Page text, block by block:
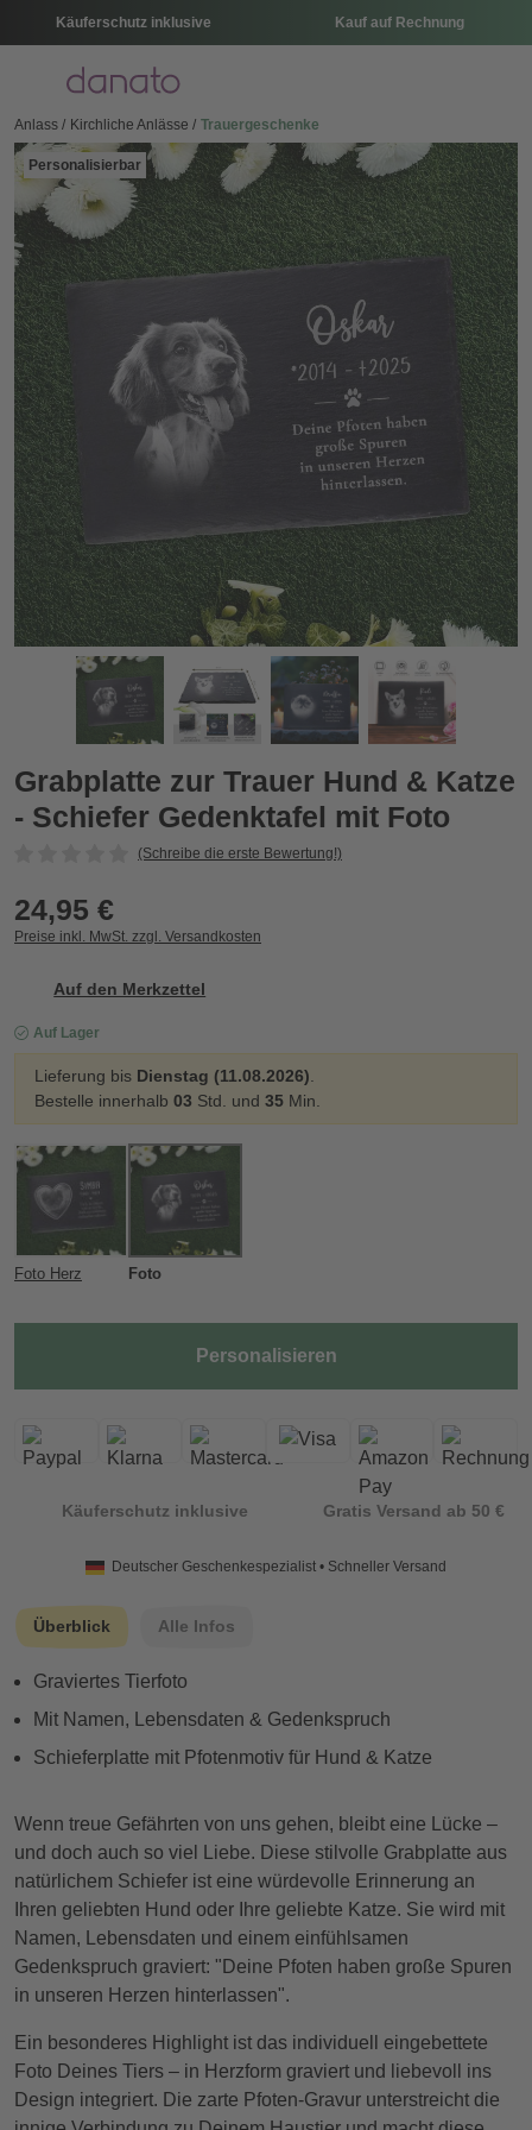
Käuferschutz inklusive Kauf auf Rechnung
Menü
Anlass Kirchliche Anlässe Trauergeschenke
Personalisierbar
Grabplatte zur Trauer Hund & Katze - Schiefer Gedenktafel
Zurück
Grabplatte zur Trauer Hund & Katze
- Schiefer Gedenktafel mit Foto
(Schreibe die erste Bewertung!)
24,95 €
Preise inkl. MwSt. zzgl. Versandkosten
Auf den Merkzettel
Auf Lager
Lieferung bis Dienstag (11.08.2026).
Bestelle innerhalb 03 Std. und 35 Min.
Foto Herz Foto
Personalisieren
Käuferschutz inklusive Gratis Versand ab 50 €
Deutscher Geschenkespezialist • Schneller Versand
Überblick Alle Infos
Graviertes Tierfoto
Mit Namen, Lebensdaten & Gedenkspruch
Schieferplatte mit Pfotenmotiv für Hund & Katze
Wenn treue Gefährten von uns gehen, bleibt eine Lücke –
und doch auch so viel Liebe. Diese stilvolle Grabplatte aus
natürlichem Schiefer ist eine würdevolle Erinnerung an
Ihren geliebten Hund oder Ihre geliebte Katze. Sie wird mit
Namen, Lebensdaten und einem einfühlsamen
Gedenkspruch graviert: "Deine Pfoten haben große Spuren
in unseren Herzen hinterlassen".
Ein besonderes Highlight ist das individuell eingebettete
Foto Deines Tiers – in Herzform graviert und liebevoll ins
Design integriert. Die zarte Pfoten-Gravur unterstreicht die